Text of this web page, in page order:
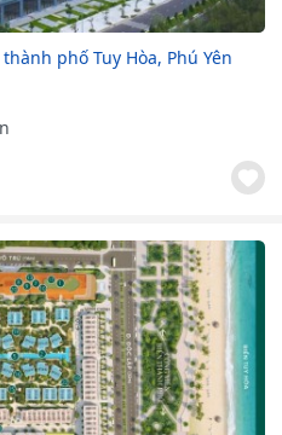
phố Tuy Hòa, Phú Yên